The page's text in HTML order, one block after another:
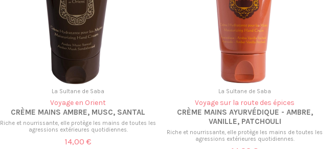
La Sultane de Saba
Voyage en Orient
CRÈME MAINS AMBRE, MUSC, SANTAL
Riche et nourrissante, elle protège les mains de toutes les
agressions extérieures quotidiennes.
14,00 €
La Sultane de Saba
Voyage sur la route des épices
CRÈME MAINS AYURVÉDIQUE - AMBRE,
VANILLE, PATCHOULI
Riche et nourrissante, elle protège les mains de toutes les
agressions extérieures quotidiennes.